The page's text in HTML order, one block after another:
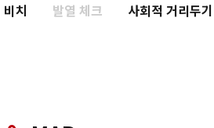
치 발열 체크 사회적 거리두기